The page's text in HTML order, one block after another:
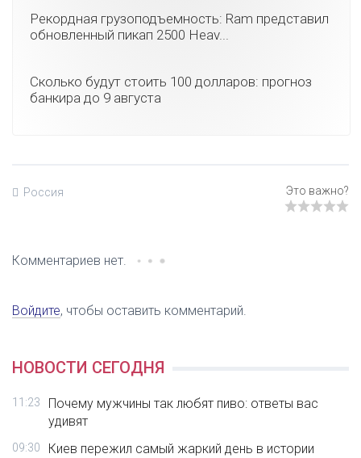
Рекордная грузоподъемность: Ram представил
обновленный пикап 2500 Heav...
Сколько будут стоить 100 долларов: прогноз
банкира до 9 августа
Россия
Комментариев нет.
Войдите, чтобы оставить комментарий.
НОВОСТИ СЕГОДНЯ
11:23
Почему мужчины так любят пиво: ответы вас
удивят
09:30
Киев пережил самый жаркий день в истории